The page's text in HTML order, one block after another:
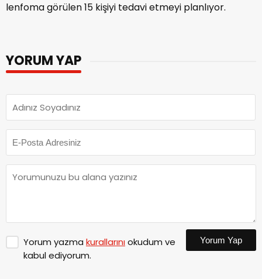
lenfoma görülen 15 kişiyi tedavi etmeyi planlıyor.
YORUM YAP
Yorum yazma kurallarınıokudum ve
kabul ediyorum.
Yorum Yap